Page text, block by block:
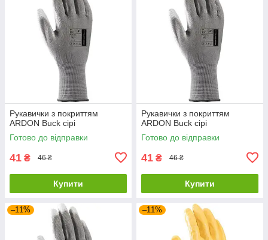
Рукавички з покриттям
ARDON Buck сірі
Готово до відправки
41 ₴ 46 ₴
Купити
Рукавички з покриттям
ARDON Buck сірі
Готово до відправки
41 ₴ 46 ₴
Купити
–11% –11%